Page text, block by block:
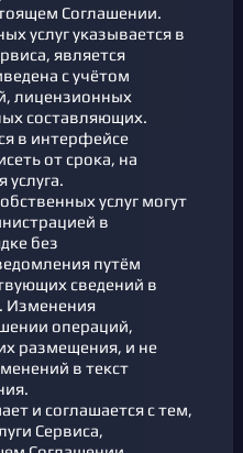
Соглашении.
услуг указывается в
является
с учётом
лицензионных
составляющих.
в интерфейсе
от срока, на
услуга.
услуг могут
в
без
путём
сведений в
Изменения
операций,
размещения, и не
в текст
и соглашается с тем,
Сервиса,